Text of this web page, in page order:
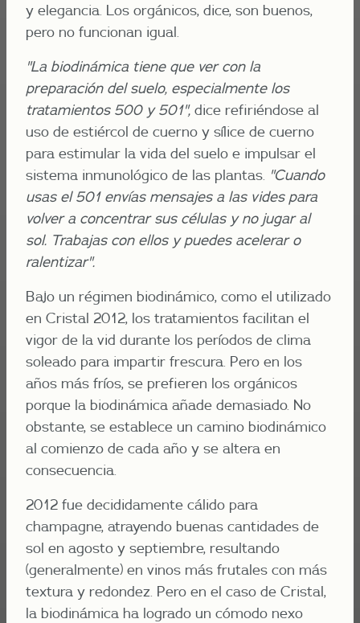
y elegancia. Los orgánicos, dice, son buenos,
pero no funcionan igual.
"La biodinámica tiene que ver con la
preparación del suelo, especialmente los
tratamientos 500 y 501", dice refiriéndose al
uso de estiércol de cuerno y sílice de cuerno
para estimular la vida del suelo e impulsar el
sistema inmunológico de las plantas. "Cuando
usas el 501 envías mensajes a las vides para
volver a concentrar sus células y no jugar al
sol. Trabajas con ellos y puedes acelerar o
ralentizar".
Bajo un régimen biodinámico, como el utilizado
en Cristal 2012, los tratamientos facilitan el
vigor de la vid durante los períodos de clima
soleado para impartir frescura. Pero en los
años más fríos, se prefieren los orgánicos
porque la biodinámica añade demasiado. No
obstante, se establece un camino biodinámico
al comienzo de cada año y se altera en
consecuencia.
2012 fue decididamente cálido para
champagne, atrayendo buenas cantidades de
sol en agosto y septiembre, resultando
(generalmente) en vinos más frutales con más
textura y redondez. Pero en el caso de Cristal,
la biodinámica ha logrado un cómodo nexo